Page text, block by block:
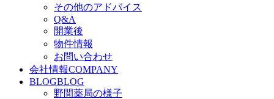
その他のアドバイス
Q&A
開業後
物件情報
お問い合わせ
会社情報COMPANY
BLOGBLOG
野間薬局の様子